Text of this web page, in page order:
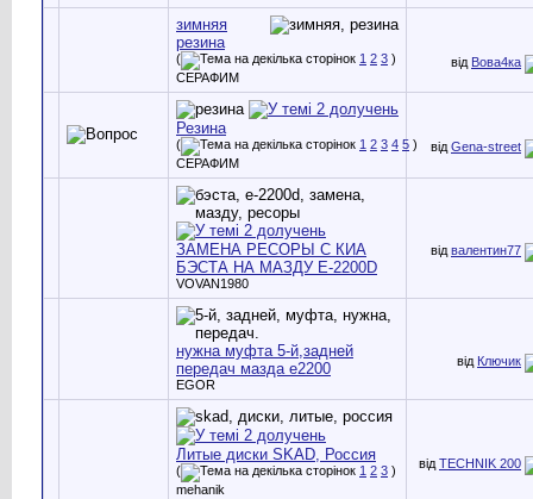
зимняя
резина
( 1 2 3 )
СЕРАФИМ
від Вова4ка
Резина
( 1 2 3 4 5 )
СЕРАФИМ
від Gena-street
ЗАМЕНА РЕСОРЫ С КИА
БЭСТА НА МАЗДУ Е-2200D
VOVAN1980
від валентин77
нужна муфта 5-й,задней
передач мазда е2200
EGOR
від Ключик
Литые диски SKAD, Россия
( 1 2 3 )
mehanik
від TECHNIK 200